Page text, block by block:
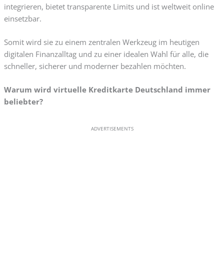
integrieren, bietet transparente Limits und ist weltweit online
einsetzbar.
Somit wird sie zu einem zentralen Werkzeug im heutigen
digitalen Finanzalltag und zu einer idealen Wahl für alle, die
schneller, sicherer und moderner bezahlen möchten.
Warum wird virtuelle Kreditkarte Deutschland immer
beliebter?
ADVERTISEMENTS